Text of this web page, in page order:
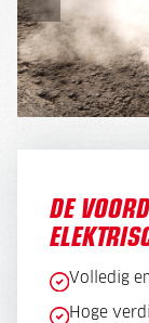
DE
Volledig
Hoge